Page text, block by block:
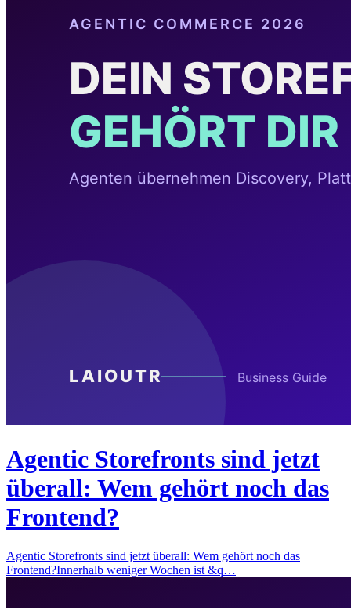
Agentic Storefronts sind jetzt
überall: Wem gehört noch das
Frontend?
Agentic Storefronts sind jetzt überall: Wem gehört noch das
Frontend?Innerhalb weniger Wochen ist &q…